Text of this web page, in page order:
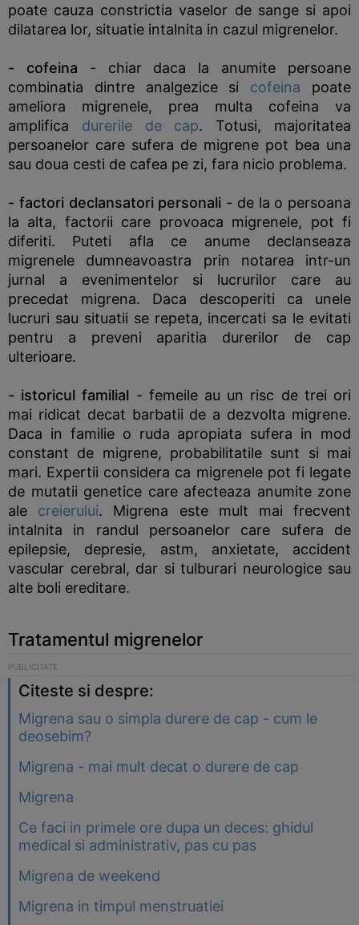
poate cauza constrictia vaselor de sange si apoi
dilatarea lor, situatie intalnita in cazul migrenelor.
- cofeina - chiar daca la anumite persoane
combinatia dintre analgezice si cofeina poate
ameliora migrenele, prea multa cofeina va
amplifica durerile de cap. Totusi, majoritatea
persoanelor care sufera de migrene pot bea una
sau doua cesti de cafea pe zi, fara nicio problema.
- factori declansatori personali - de la o persoana
la alta, factorii care provoaca migrenele, pot fi
diferiti. Puteti afla ce anume declanseaza
migrenele dumneavoastra prin notarea intr-un
jurnal a evenimentelor si lucrurilor care au
precedat migrena. Daca descoperiti ca unele
lucruri sau situatii se repeta, incercati sa le evitati
pentru a preveni aparitia durerilor de cap
ulterioare.
- istoricul familial - femeile au un risc de trei ori
mai ridicat decat barbatii de a dezvolta migrene.
Daca in familie o ruda apropiata sufera in mod
constant de migrene, probabilitatile sunt si mai
mari. Expertii considera ca migrenele pot fi legate
de mutatii genetice care afecteaza anumite zone
ale creierului. Migrena este mult mai frecvent
intalnita in randul persoanelor care sufera de
epilepsie, depresie, astm, anxietate, accident
vascular cerebral, dar si tulburari neurologice sau
alte boli ereditare.
Tratamentul migrenelor
Citeste si despre:
Migrena sau o simpla durere de cap - cum le
deosebim?
Migrena - mai mult decat o durere de cap
Migrena
Ce faci in primele ore dupa un deces: ghidul
medical si administrativ, pas cu pas
Migrena de weekend
Migrena in timpul menstruatiei